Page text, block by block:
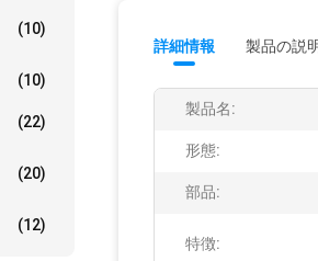
(10)
(10)
(22)
(20)
(12)
詳細情報 製品の説
製品名:
形態:
部品:
特徴: